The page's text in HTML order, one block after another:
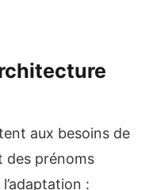
aux besoins de
des prénoms
: